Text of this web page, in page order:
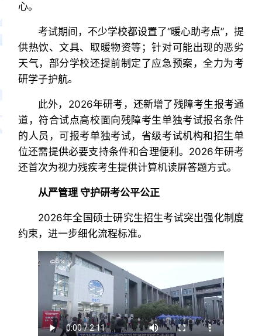
心。
考试期间，不少学校都设置了“暖心助考点”，提
供热饮、文具、取暖物资等；针对可能出现的恶劣
天气，部分学校还提前制定了应急预案，全力为考
研学子护航。
此外，2026年研考，还新增了残障考生报考通
道，符合试点高校面向残障考生单独考试报名条件
的人员，可报考单独考试，省级考试机构和招生单
位还需提供必要支持条件和合理便利。2026年研考
还首次为视力残疾考生提供计算机读屏答题方式。
从严管理 守护研考公平公正
2026年全国硕士研究生招生考试突出强化制度
约束，进一步细化流程标准。